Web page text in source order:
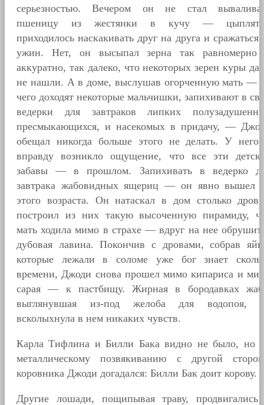
серьезностью. Вечером он не стал
пшеницу из жестянки в кучу —
приходилось наскакивать друг на друга и сражаться
ужин. Нет, он высыпал зерна так равномерно
аккуратно, так далеко, что некоторых зерен куры
не нашли. А в доме, выслушав огорченную мать —
чего доходят некоторые мальчишки, запихивают в
ведерки для завтраков липких
пресмыкающихся, и насекомых в придачу, —
обещал никогда больше этого не делать. У
вправду возникло ощущение, что все эти
забавы — в прошлом. Запихивать в ведерко
завтрака жабовидных ящериц — он явно вышел
этого возраста. Он натаскал в дом столько
построил из них такую высоченную пирамиду,
мать ходила мимо в страхе — вдруг на нее
дубовая лавина. Покончив с дровами, собрав
которые лежали в соломе уже бог знает
времени, Джоди снова прошел мимо кипариса и
сарая — к пастбищу. Жирная в бородавках
выглянувшая из-под желоба для водопоя,
всколыхнула в нем никаких чувств.
Карла Тифлина и Билли Бака видно не было, но
металлическому позвякиванию с другой
коровника Джоди догадался: Билли Бак доит корову.
Другие лошади, пощипывая траву,